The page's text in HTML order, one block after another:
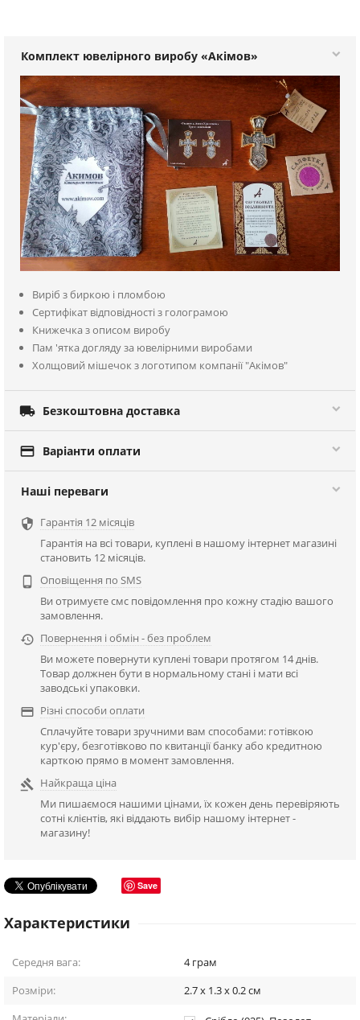
Комплект ювелірного виробу «Акімов»
Виріб з биркою і пломбою
Сертифікат відповідності з голограмою
Книжечка з описом виробу
Пам 'ятка догляду за ювелірними виробами
Холщовий мішечок з логотипом компанії "Акімов"
 Безкоштовна доставка
 Варіанти оплати
Наші переваги
 Гарантія 12 місяців
Гарантія на всі товари, куплені в нашому інтернет магазині
становить 12 місяців.

Оповіщення по SMS
Ви отримуєте смс повідомлення про кожну стадію вашого
замовлення.
 Повернення і обмін - без проблем
Ви можете повернути куплені товари протягом 14 днів.
Товар должнен бути в нормальному стані і мати всі
заводські упаковки.
 Різні способи оплати
Сплачуйте товари зручними вам способами: готівкою
кур'єру, безготівково по квитанції банку або кредитною
карткою прямо в момент замовлення.
 Найкраща ціна
Ми пишаємося нашими цінами, їх кожен день перевіряють
сотні клієнтів, які віддають вибір нашому інтернет -
магазину!
Save
Характеристики
Середня вага: 4 грам
Розміри:
2.7 x 1.3 x 0.2см